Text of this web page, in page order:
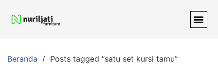
Beranda Posts tagged “satu set kursi tamu”